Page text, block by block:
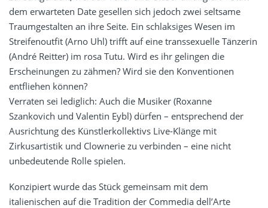
dem erwarteten Date gesellen sich jedoch zwei seltsame
Traumgestalten an ihre Seite. Ein schlaksiges Wesen im
Streifenoutfit (Arno Uhl) trifft auf eine transsexuelle Tänzerin
(André Reitter) im rosa Tutu. Wird es ihr gelingen die
Erscheinungen zu zähmen? Wird sie den Konventionen
entfliehen können?
Verraten sei lediglich: Auch die Musiker (Roxanne
Szankovich und Valentin Eybl) dürfen – entsprechend der
Ausrichtung des Künstlerkollektivs Live-Klänge mit
Zirkusartistik und Clownerie zu verbinden – eine nicht
unbedeutende Rolle spielen.
Konzipiert wurde das Stück gemeinsam mit dem
italienischen auf die Tradition der Commedia dell’Arte